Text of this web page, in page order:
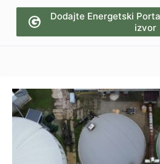
Dodajte Energetski
izvor